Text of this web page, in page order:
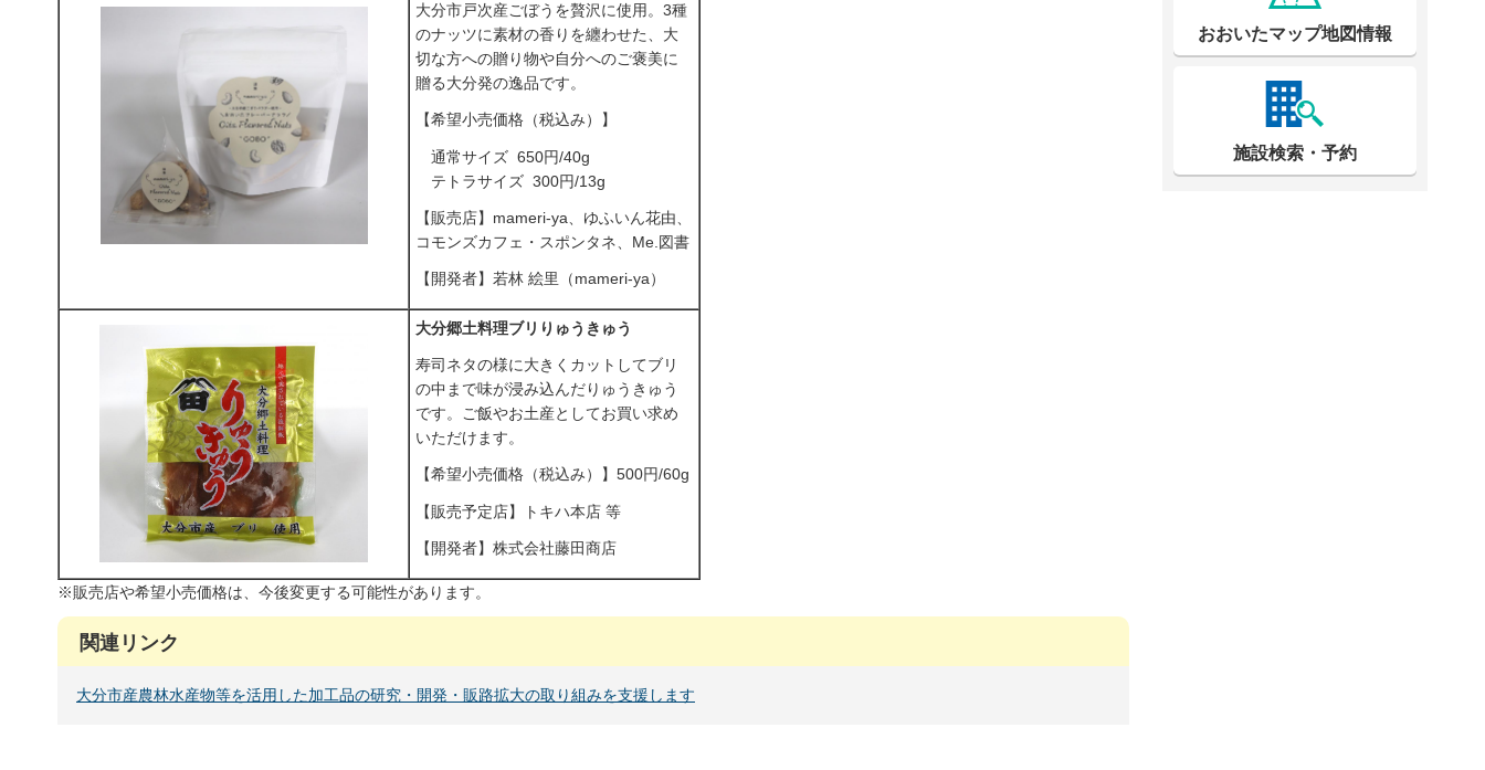
大分市戸次産ごぼうを贅沢に使用。3種
のナッツに素材の香りを纏わせた、大
切な方への贈り物や自分へのご褒美に
贈る大分発の逸品です。
【希望小売価格（税込み）】
通常サイズ 650円/40g
テトラサイズ 300円/13g
【販売店】mameri-ya、ゆふいん花由、
コモンズカフェ・スポンタネ、Me.図書
【開発者】若林 絵里（mameri-ya）
大分郷土料理ブリりゅうきゅう
寿司ネタの様に大きくカットしてブリ
の中まで味が浸み込んだりゅうきゅう
です。ご飯やお土産としてお買い求め
いただけます。
【希望小売価格（税込み）】500円/60g
【販売予定店】トキハ本店 等
【開発者】株式会社藤田商店
※販売店や希望小売価格は、今後変更する可能性があります。
関連リンク
大分市産農林水産物等を活用した加工品の研究・開発・販路拡大の取り組みを支援します
おおいたマップ地図情報
施設検索・予約